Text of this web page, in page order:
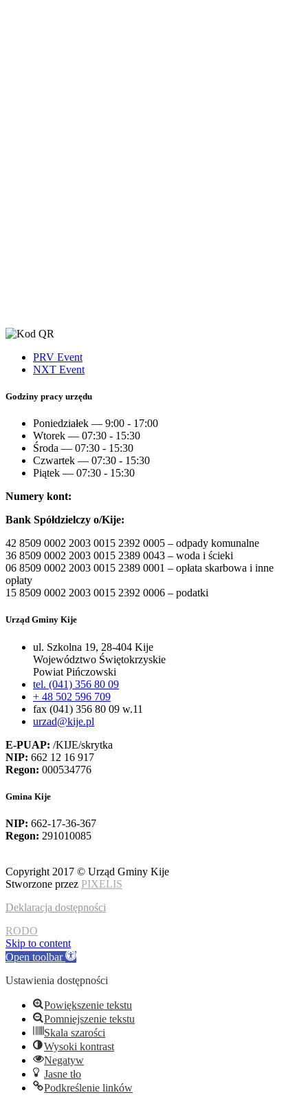
PRV Event
NXT Event
Godziny pracy urzędu
Poniedziałek — 9:00 - 17:00
Wtorek — 07:30 - 15:30
Środa — 07:30 - 15:30
Czwartek — 07:30 - 15:30
Piątek — 07:30 - 15:30
Numery kont:
Bank Spółdzielczy o/Kije:
42 8509 0002 2003 0015 2392 0005 – odpady komunalne
36 8509 0002 2003 0015 2389 0043 – woda i ścieki
06 8509 0002 2003 0015 2389 0001 – opłata skarbowa i inne
opłaty
15 8509 0002 2003 0015 2392 0006 – podatki
Urząd Gminy Kije
ul. Szkolna 19, 28-404 Kije
Województwo Świętokrzyskie
Powiat Pińczowski
tel. (041) 356 80 09
+ 48 502 596 709
fax (041) 356 80 09 w.11
urzad@kije.pl
E-PUAP: /KIJE/skrytka
NIP: 662 12 16 917
Regon: 000534776
Gmina Kije
NIP: 662-17-36-367
Regon: 291010085
Copyright 2017 © Urząd Gminy Kije
Stworzone przez PIXELIS
Deklaracja dostępności
RODO
Skip to content
Open toolbar
Ustawienia dostępności
Powiększenie tekstu
Pomniejszenie tekstu
Skala szarości
Wysoki kontrast
Negatyw
Jasne tło
Podkreślenie linków